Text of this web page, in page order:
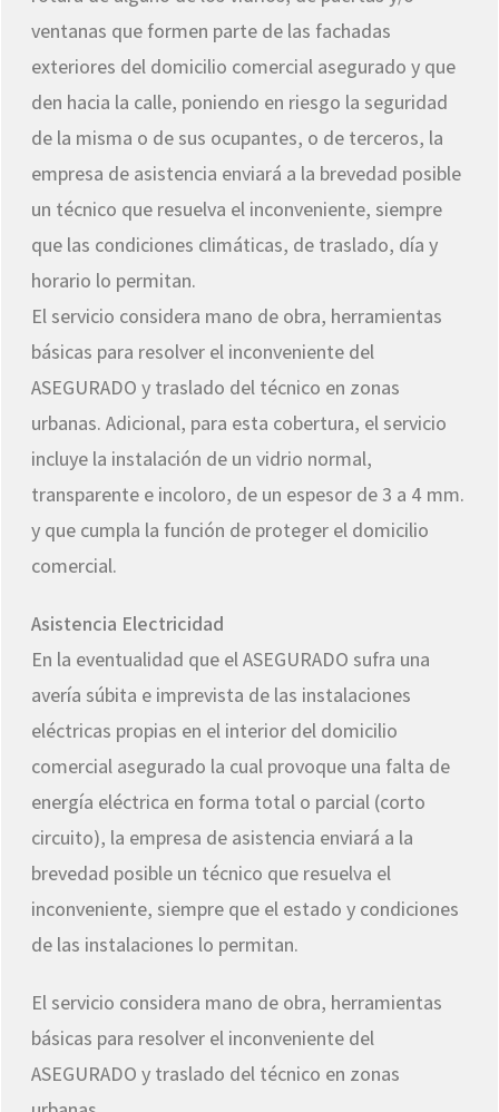
ventanas que formen parte de las fachadas
exteriores del domicilio comercial asegurado y que
den hacia la calle, poniendo en riesgo la seguridad
de la misma o de sus ocupantes, o de terceros, la
empresa de asistencia enviará a la brevedad posible
un técnico que resuelva el inconveniente, siempre
que las condiciones climáticas, de traslado, día y
horario lo permitan.
El servicio considera mano de obra, herramientas
básicas para resolver el inconveniente del
ASEGURADO y traslado del técnico en zonas
urbanas. Adicional, para esta cobertura, el servicio
incluye la instalación de un vidrio normal,
transparente e incoloro, de un espesor de 3 a 4 mm.
y que cumpla la función de proteger el domicilio
comercial.
Asistencia Electricidad
En la eventualidad que el ASEGURADO sufra una
avería súbita e imprevista de las instalaciones
eléctricas propias en el interior del domicilio
comercial asegurado la cual provoque una falta de
energía eléctrica en forma total o parcial (corto
circuito), la empresa de asistencia enviará a la
brevedad posible un técnico que resuelva el
inconveniente, siempre que el estado y condiciones
de las instalaciones lo permitan.
El servicio considera mano de obra, herramientas
básicas para resolver el inconveniente del
ASEGURADO y traslado del técnico en zonas